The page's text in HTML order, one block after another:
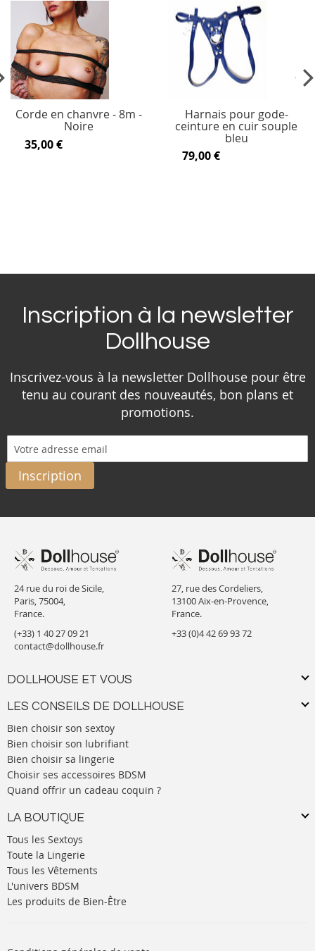
Corde en chanvre - 8m -
Noire
35,00 €
Harnais pour gode-
ceinture en cuir souple
bleu
79,00 €
Inscription à la newsletter
Dollhouse
Inscrivez-vous à la newsletter Dollhouse pour être
tenu au courant des nouveautés, bon plans et
promotions.
Inscription
24 rue du roi de Sicile,
Paris, 75004,
France.
(+33) 1 40 27 09 21
contact@dollhouse.fr
DOLLHOUSE ET VOUS
LES CONSEILS DE DOLLHOUSE
Bien choisir son sextoy
Bien choisir son lubrifiant
Bien choisir sa lingerie
Choisir ses accessoires BDSM
Quand offrir un cadeau coquin ?
LA BOUTIQUE
Tous les Sextoys
Toute la Lingerie
Tous les Vêtements
L'univers BDSM
Les produits de Bien-Être
27, rue des Cordeliers,
13100 Aix-en-Provence,
France.
+33 (0)4 42 69 93 72